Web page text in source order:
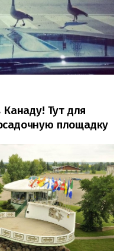
Тут для
площадку